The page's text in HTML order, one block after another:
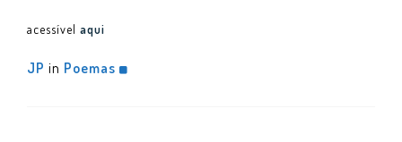
acessível aqui
JP in Poemas